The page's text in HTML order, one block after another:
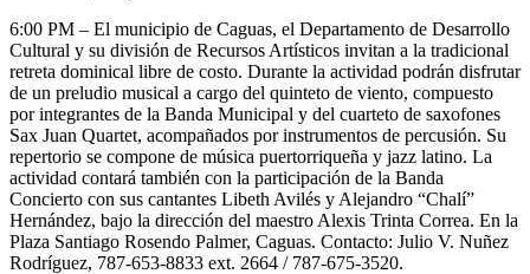
6:00 PM – El municipio de Caguas, el Departamento de Desarrollo
Cultural y su división de Recursos Artísticos invitan a la tradicional
retreta dominical libre de costo. Durante la actividad podrán disfrutar
de un preludio musical a cargo del quinteto de viento, compuesto
por integrantes de la Banda Municipal y del cuarteto de saxofones
Sax Juan Quartet, acompañados por instrumentos de percusión. Su
repertorio se compone de música puertorriqueña y jazz latino. La
actividad contará también con la participación de la Banda
Concierto con sus cantantes Libeth Avilés y Alejandro “Chalí”
Hernández, bajo la dirección del maestro Alexis Trinta Correa. En la
Plaza Santiago Rosendo Palmer, Caguas. Contacto: Julio V. Nuñez
Rodríguez, 787-653-8833 ext. 2664 / 787-675-3520.